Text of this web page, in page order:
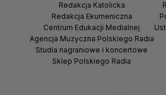
Redakcja Katolicka
Redakcja Ekumeniczna
Centrum Edukacji Medialnej
Agencja Muzyczna Polskiego Radia
Studia nagraniowe i koncertowe
Sklep Polskiego Radia